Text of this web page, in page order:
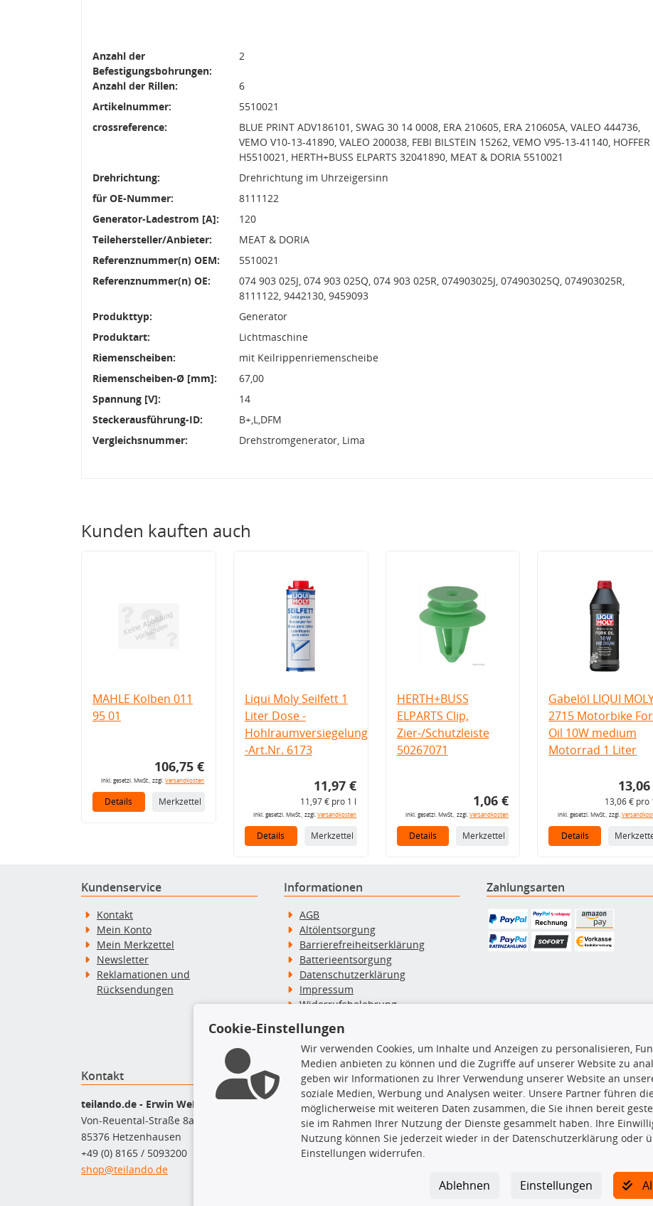
Anzahl der
Befestigungsbohrungen:
2
Anzahl der Rillen:
6
Artikelnummer:
5510021
crossreference:
BLUE PRINT ADV186101, SWAG 30 14 0008, ERA 210605, ERA 210605A, VALEO 444736,
VEMO V10-13-41890, VALEO 200038, FEBI BILSTEIN 15262, VEMO V95-13-41140, HOFFER
H5510021, HERTH+BUSS ELPARTS 32041890, MEAT & DORIA 5510021
Drehrichtung:
Drehrichtung im Uhrzeigersinn
für OE-Nummer:
8111122
Generator-Ladestrom [A]:
120
Teilehersteller/Anbieter:
MEAT & DORIA
Referenznummer(n) OEM:
5510021
Referenznummer(n) OE:
074 903 025J, 074 903 025Q, 074 903 025R, 074903025J, 074903025Q, 074903025R,
8111122, 9442130, 9459093
Produkttyp:
Generator
Produktart:
Lichtmaschine
Riemenscheiben:
mit Keilrippenriemenscheibe
Riemenscheiben-Ø [mm]:
67,00
Spannung [V]:
14
Steckerausführung-ID:
B+,L,DFM
Vergleichsnummer:
Drehstromgenerator, Lima
Kunden kauften auch
MAHLE Kolben 011
95 01
106,75 €
inkl. gesetzl. MwSt., zzgl.Versandkosten
Details Merkzettel
Liqui Moly Seilfett 1
Liter Dose -
Hohlraumversiegelung
-Art.Nr. 6173
11,97 €
11,97 € pro 1 l
inkl. gesetzl. MwSt., zzgl.Versandkosten
Details Merkzettel
HERTH+BUSS
ELPARTS Clip,
Zier-/Schutzleiste
50267071
1,06 €
inkl. gesetzl. MwSt., zzgl. Versandkosten
Details Merkzettel
Gabelöl LIQUI
2715 Motorbike
Oil 10W medium
Motorrad 1 Liter
13,06 € pro
inkl. gesetzl. MwSt., zzgl.
Details
Kundenservice
Kontakt
Mein Konto
Mein Merkzettel
Newsletter
Reklamationen und
Rücksendungen
Informationen
AGB
Altölentsorgung
Barrierefreiheitserklärung
Batterieentsorgung
Datenschutzerklärung
Impressum
Widerrufsbelehrung
Zahlung & Versand
Zahlungsarten
Kontakt
teilando.de - Erwin Weber GmbH
Von-Reuental-Straße 8a
85376 Hetzenhausen
+49 (0) 8165 / 5093200
shop@teilando.de
Top Produkte
Beleuchtung
Bremsbeläge
Bremsscheiben
Kupplungssatz
Querlenker
TecDoc Inside
Die hier angezeigten Daten
Es ist zu unterlassen, die Daten oder die
TecDoc zu vervielfältigen, zu verbreiten
Cookie-Einstellungen
Wir verwenden Cookies, um Inhalte und Anzeigen zu personalisieren,
Medien anbieten zu können und die Zugriffe auf unserer Website zu
geben wir Informationen zu Ihrer Verwendung unserer Website an
soziale Medien, Werbung und Analysen weiter. Unsere Partner führen
möglicherweise mit weiteren Daten zusammen, die Sie ihnen bereit
sie im Rahmen Ihrer Nutzung der Dienste gesammelt haben. Ihre
Nutzung können Sie jederzeit wieder in der Datenschutzerklärung oder
Einstellungen widerrufen.
Einstellungen
Ablehnen